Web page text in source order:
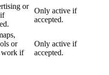
or
Only active if
accepted.
or
work if
Only active if
accepted.